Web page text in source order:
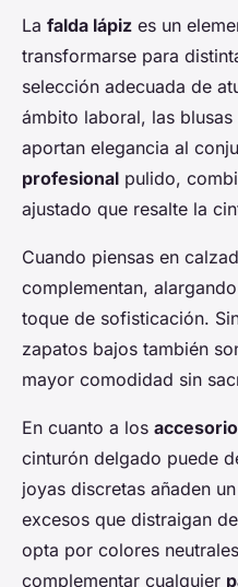
La falda lápiz es un
transformarse para
selección adecuada de
ámbito laboral, las
aportan elegancia al
profesional pulido,
ajustado que resalte la
Cuando piensas en
complementan,
toque de sofisticación.
zapatos bajos también
mayor comodidad sin
En cuanto a los
cinturón delgado puede
joyas discretas añaden
excesos que distraigan
opta por colores
complementar cualquier